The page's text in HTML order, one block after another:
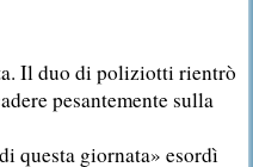
Il duo di poliziotti rientrò
pesantemente sulla
questa giornata» esordì